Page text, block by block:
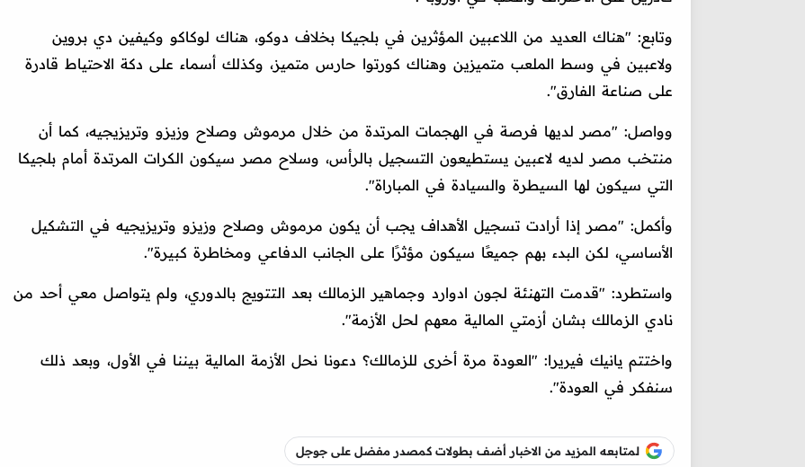
وتابع: "هناك العديد من اللاعبين المؤثرين في بلجيكا بخلاف دوكو، هناك لوكاكو وكيفين دي بروين
ولاعبين في وسط الملعب متميزين وهناك كورتوا حارس متميز، وكذلك أسماء على دكة الاحتياط قادرة
على صناعة الفارق".
وواصل: "مصر لديها فرصة في الهجمات المرتدة من خلال مرموش وصلاح وزيزو وتريزيجيه، كما أن
منتخب مصر لديه لاعبين يستطيعون التسجيل بالرأس، وسلاح مصر سيكون الكرات المرتدة أمام بلجيكا
التي سيكون لها السيطرة والسيادة في المباراة".
وأكمل: "مصر إذا أرادت تسجيل الأهداف يجب أن يكون مرموش وصلاح وزيزو وتريزيجيه في التشكيل
الأساسي، لكن البدء بهم جميعًا سيكون مؤثرًا على الجانب الدفاعي ومخاطرة كبيرة".
واستطرد: "قدمت التهنئة لجون ادوارد وجماهير الزمالك بعد التتويج بالدوري، ولم يتواصل معي أحد من
نادي الزمالك بشان أزمتي المالية معهم لحل الأزمة".
واختتم يانيك فيريرا: "العودة مرة أخرى للزمالك؟ دعونا نحل الأزمة المالية بيننا في الأول، وبعد ذلك
سنفكر في العودة".
لمتابعه المزيد من الاخبار أضف بطولات كمصدر مفضل على جوجل